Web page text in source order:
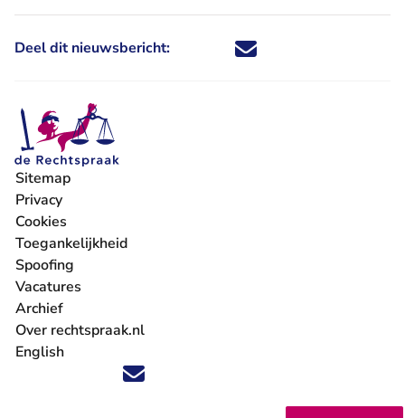
Deel dit nieuwsbericht: Deel dit nieuwsbericht via X -
Deel dit nieuwsbericht via
Deel dit nieuwsbericht
Deel dit
Volg ons op X (Twitter) - U verlaat Rechtspraak.nl
Volg ons op Facebook - U verlaat Rechtspraak.nl
Volg ons op Instagram - U verlaat Rechtspraak.nl
Volg ons op Youtube - U verlaat Rechtspraak.nl
Volg ons op LinkedIn - U verlaat
'Blijf op de hoogte' nieuwsbrief - U verlaat
Sitemap
Privacy
Cookies
Toegankelijkheid
Spoofing
Vacatures
- U verlaat Rechtspraak.nl
Archief
Over rechtspraak.nl
English